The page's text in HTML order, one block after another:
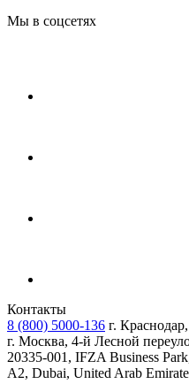
Мы в соцсетях
Контакты
8 (800) 5000-136 г.
г. Москва, 4-й Лесной
20335-001, IFZA Business
A2, Dubai, United Arab